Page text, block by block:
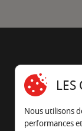
Nous utilisons
performances